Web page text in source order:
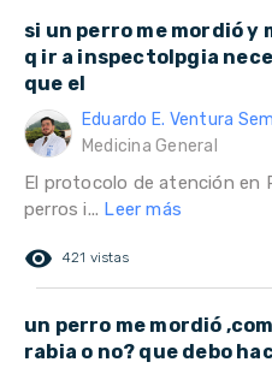
si un perro me mordió
q ir a inspectolpgia
que el
Eduardo E. Ventura
Medicina General
El protocolo de atención en
perros i... Leer más
remove_red_eye 421 vistas
un perro me mordió
rabia o no? que debo